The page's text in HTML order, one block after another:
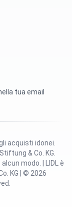
tua email
& Co. KG.
modo. | LIDL è
KG | © 2026
acquisti idonei.